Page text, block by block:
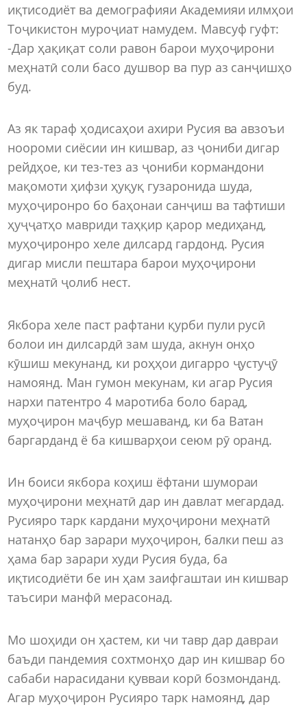
иқтисодиёт ва демографияи Академияи илмҳои
Тоҷикистон муроҷиат намудем. Мавсуф гуфт:
-Дар ҳақиқат соли равон барои муҳоҷирони
меҳнатӣ соли басо душвор ва пур аз санҷишҳо
буд.
Аз як тараф ҳодисаҳои ахири Русия ва авзоъи
ноороми сиёсии ин кишвар, аз ҷониби дигар
рейдҳое, ки тез-тез аз ҷониби кормандони
мақомоти ҳифзи ҳуқуқ гузаронида шуда,
муҳоҷиронро бо баҳонаи санҷиш ва тафтиши
ҳуҷҷатҳо мавриди таҳқир қарор медиҳанд,
муҳоҷиронро хеле дилсард гардонд. Русия
дигар мисли пештара барои муҳоҷирони
меҳнатӣ ҷолиб нест.
Якбора хеле паст рафтани қурби пули русӣ
болои ин дилсардӣ зам шуда, акнун онҳо
кӯшиш мекунанд, ки роҳҳои дигарро ҷустуҷӯ
намоянд. Ман гумон мекунам, ки агар Русия
нархи патентро 4 маротиба боло барад,
муҳоҷирон маҷбур мешаванд, ки ба Ватан
баргарданд ё ба кишварҳои сеюм рӯ оранд.
Ин боиси якбора коҳиш ёфтани шумораи
муҳоҷирони меҳнатӣ дар ин давлат мегардад.
Русияро тарк кардани муҳоҷирони меҳнатӣ
натанҳо бар зарари муҳоҷирон, балки пеш аз
ҳама бар зарари худи Русия буда, ба
иқтисодиёти бе ин ҳам заифгаштаи ин кишвар
таъсири манфӣ мерасонад.
Мо шоҳиди он ҳастем, ки чи тавр дар давраи
баъди пандемия сохтмонҳо дар ин кишвар бо
сабаби нарасидани қувваи корӣ бозмонданд.
Агар муҳоҷирон Русияро тарк намоянд, дар